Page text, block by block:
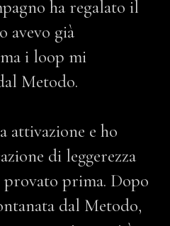
ha regalato il
avevo già
i loop mi
Metodo.
attivazione e ho
di leggerezza
provato prima. Dopo
dal Metodo,